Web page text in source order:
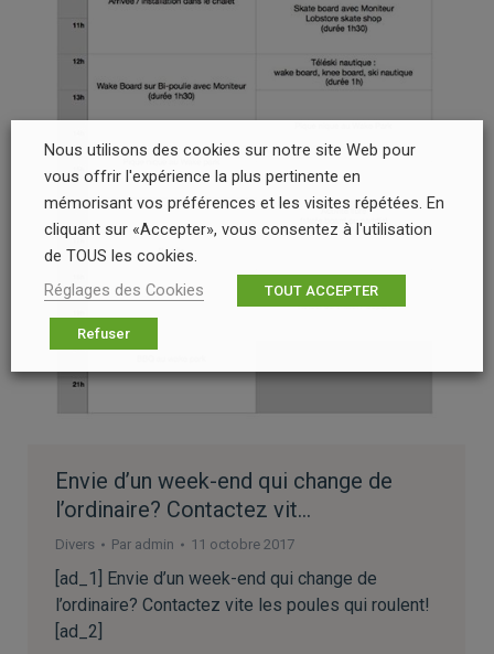
Envie d’un week-end qui change de
l’ordinaire? Contactez vit…
Divers Par admin 11 octobre 2017
[ad_1] Envie d’un week-end qui change de
l’ordinaire? Contactez vite les poules qui roulent!
[ad_2]
Nous utilisons des cookies sur notre site Web pour
vous offrir l'expérience la plus pertinente en
mémorisant vos préférences et les visites répétées. En
cliquant sur «Accepter», vous consentez à l'utilisation
de TOUS les cookies.
Réglages des Cookies
TOUT ACCEPTER
Refuser